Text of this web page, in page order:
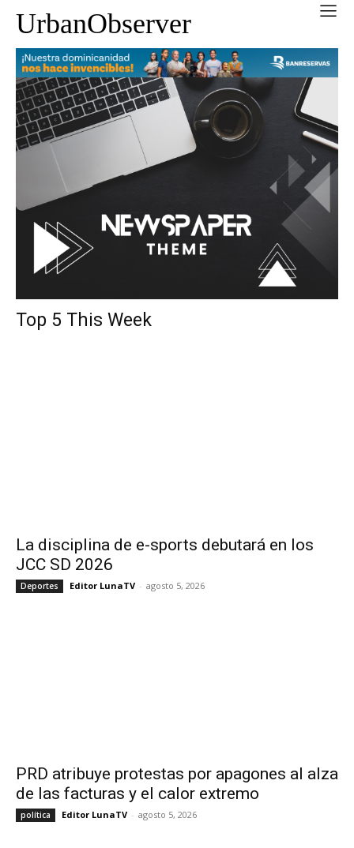
UrbanObserver
Top 5 This Week
La disciplina de e-sports debutará en los
JCC SD 2026
Deportes Editor LunaTV - agosto 5, 2026
PRD atribuye protestas por apagones al alza
de las facturas y el calor extremo
política Editor LunaTV - agosto 5, 2026